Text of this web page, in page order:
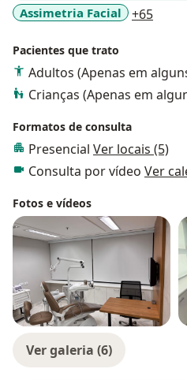
Assimetria Facial
+65
Pacientes que trato
Adultos (Apenas em
Crianças (Apenas em
Formatos de consulta
Presencial Ver locais (5)
Consulta por vídeo Ver
Fotos e vídeos
Ver galeria (6)